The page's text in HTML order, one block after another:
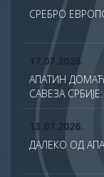
СРЕБРО
17.07.2026.
АПАТИН
САВЕЗА
ПРАКСЕ У ТДС
13.07.2026.
ДАЛЕКО ОД